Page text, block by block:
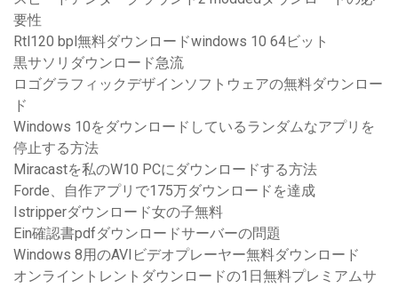
要性
Rtl120 bpl無料ダウンロードwindows 10 64ビット
黒サソリダウンロード急流
ロゴグラフィックデザインソフトウェアの無料ダウンロー
ド
Windows 10をダウンロードしているランダムなアプリを
停止する方法
Miracastを私のW10 PCにダウンロードする方法
Forde、自作アプリで175万ダウンロードを達成
Istripperダウンロード女の子無料
Ein確認書pdfダウンロードサーバーの問題
Windows 8用のAVIビデオプレーヤー無料ダウンロード
オンライントレントダウンロードの1日無料プレミアムサ